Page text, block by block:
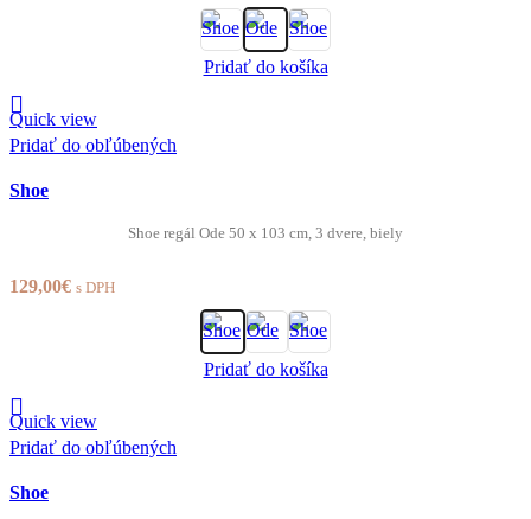
Pridať do košíka
Quick view
Pridať do obľúbených
Shoe
Shoe regál Ode 50 x 103 cm, 3 dvere, biely
129,00€ s DPH
Pridať do košíka
Quick view
Pridať do obľúbených
Shoe